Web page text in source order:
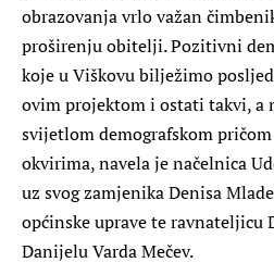
obrazovanja vrlo važan
proširenju obitelji. Pozitivni
koje u Viškovu bilježimo
ovim projektom i ostati takvi, a
svijetlom demografskom
okvirima, navela je načelnica
uz svog zamjenika Denisa
općinske uprave te ravnateljicu
Danijelu Varda Mečev.